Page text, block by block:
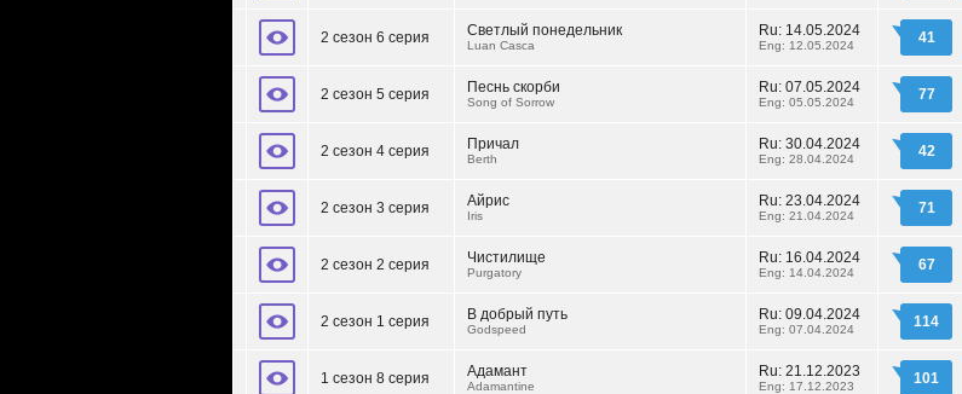
2 сезон 6 серия Светлый понедельник
Luan Casca
Ru: 14.05.2024
Eng: 12.05.2024 41
2 сезон 5 серия Песнь скорби
Song of Sorrow
Ru: 07.05.2024
Eng: 05.05.2024 77
2 сезон 4 серия Причал
Berth
Ru: 30.04.2024
Eng: 28.04.2024 42
2 сезон 3 серия Айрис
Iris
Ru: 23.04.2024
Eng: 21.04.2024 71
2 сезон 2 серия Чистилище
Purgatory
Ru: 16.04.2024
Eng: 14.04.2024 67
2 сезон 1 серия В добрый путь
Godspeed
Ru: 09.04.2024
Eng: 07.04.2024 114
1 сезон 8 серия Адамант
Adamantine
Ru: 21.12.2023
Eng: 17.12.2023 101